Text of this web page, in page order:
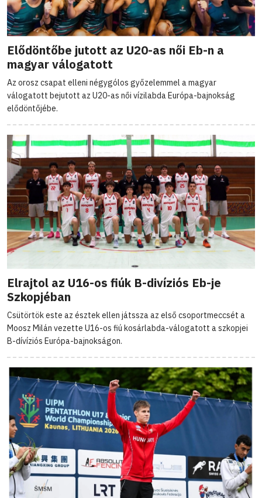
Elődöntőbe jutott az U20-as női Eb-n a
magyar válogatott
Az orosz csapat elleni négygólos győzelemmel a magyar
válogatott bejutott az U20-as női vízilabda Európa-bajnokság
elődöntőjébe.
Elrajtol az U16-os fiúk B-divíziós Eb-je
Szkopjéban
Csütörtök este az észtek ellen játssza az első csoportmeccsét a
Moosz Milán vezette U16-os fiú kosárlabda-válogatott a szkopjei
B-dívíziós Európa-bajnokságon.